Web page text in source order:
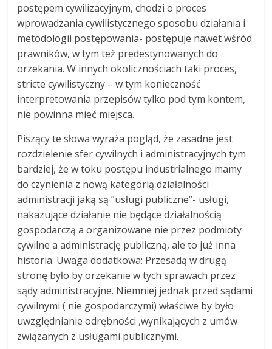
postępem cywilizacyjnym, chodzi o proces
wprowadzania cywilistycznego sposobu działania i
metodologii postępowania- postępuje nawet wśród
prawników, w tym też predestynowanych do
orzekania. W innych okolicznościach taki proces,
stricte cywilistyczny – w tym konieczność
interpretowania przepisów tylko pod tym kontem,
nie powinna mieć miejsca.
Piszący te słowa wyraża pogląd, że zasadne jest
rozdzielenie sfer cywilnych i administracyjnych tym
bardziej, że w toku postępu industrialnego mamy
do czynienia z nową kategorią działalności
administracji jaką są ”usługi publiczne”- usługi,
nakazujące działanie nie będące działalnością
gospodarczą a organizowane nie przez podmioty
cywilne a administrację publiczną, ale to już inna
historia. Uwaga dodatkowa: Przesadą w drugą
stronę było by orzekanie w tych sprawach przez
sądy administracyjne. Niemniej jednak przed sądami
cywilnymi ( nie gospodarczymi) właściwe by było
uwzględnianie odrębności ,wynikających z umów
związanych z usługami publicznymi.